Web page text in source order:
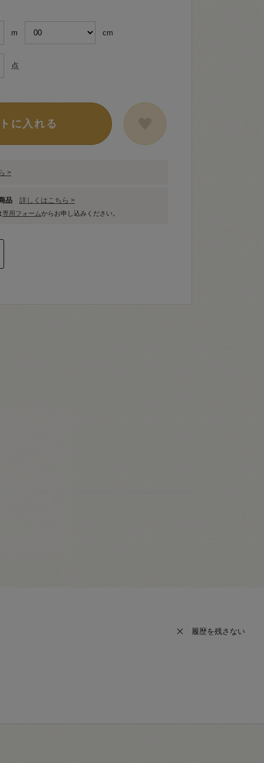
m cm
点
に入れる
>
品 詳しくはこちら >
専用フォームからお申し込みください。
履歴を残さない